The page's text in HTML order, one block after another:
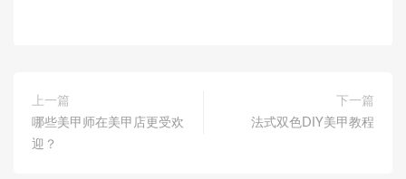
上一篇
哪些美甲师在美甲店更受欢
迎？
下一篇
法式双色DIY美甲教程